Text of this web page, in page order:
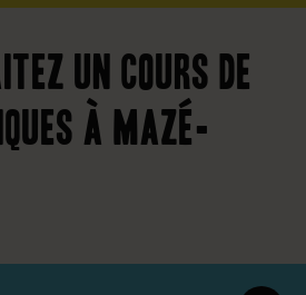
un cours de
à Mazé-